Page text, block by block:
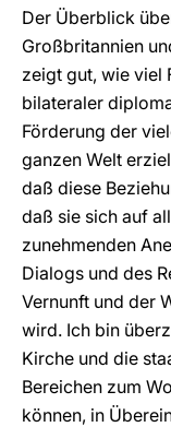
Der Überblick
Großbritannien
zeigt gut, wie viel
bilateraler
Förderung der
ganzen Welt
daß diese
daß sie sich auf
zunehmenden
Dialogs und des
Vernunft und der
wird. Ich bin
Kirche und die
Bereichen zum
können, in